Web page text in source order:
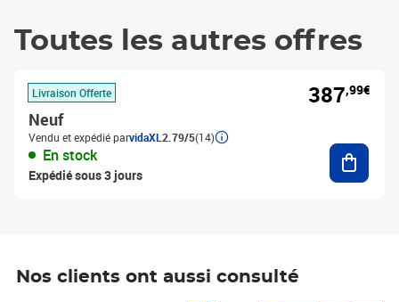
Toutes les autres offres
Livraison Offerte
Neuf
Vendu et expédié parvidaXL 2.79/5(14)
En stock
Expédié sous 3 jours
387,99€
Nos clients ont aussi consulté